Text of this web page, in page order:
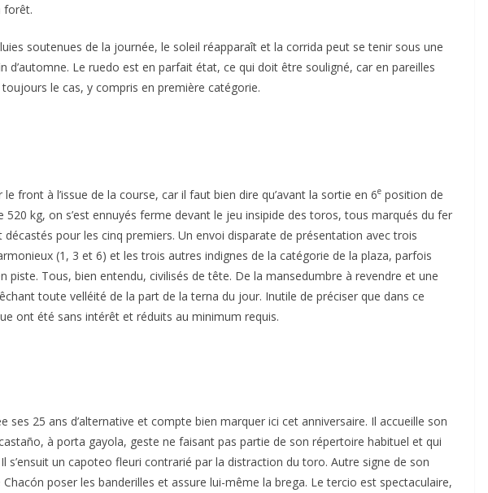
forêt.
soutenues de la journée, le soleil réapparaît et la corrida peut se tenir sous une
d’automne. Le ruedo est en parfait état, ce qui doit être souligné, car en pareilles
toujours le cas, y compris en première catégorie.
le front à l’issue de la course, car il faut bien dire qu’avant la sortie en 6e position de
520 kg, on s’est ennuyés ferme devant le jeu insipide des toros, tous marqués du fer
décastés pour les cinq premiers. Un envoi disparate de présentation avec trois
(1, 3 et 6) et les trois autres indignes de la catégorie de la plaza, parfois
piste. Tous, bien entendu, civilisés de tête. De la mansedumbre à revendre et une
toute velléité de la part de la terna du jour. Inutile de préciser que dans ce
ont été sans intérêt et réduits au minimum requis.
ses 25 ans d’alternative et compte bien marquer ici cet anniversaire. Il accueille son
à porta gayola, geste ne faisant pas partie de son répertoire habituel et qui
s’ensuit un capoteo fleuri contrarié par la distraction du toro. Autre signe de son
poser les banderilles et assure lui-même la brega. Le tercio est spectaculaire,